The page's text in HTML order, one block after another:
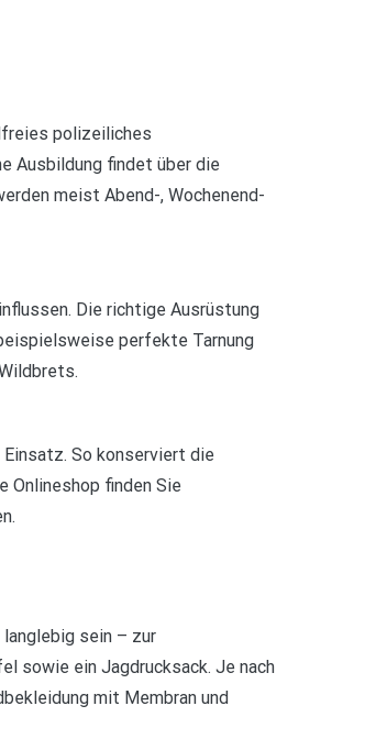
polizeiliches
Ausbildung findet über die
meist Abend-, Wochenend-
Die richtige Ausrüstung
perfekte Tarnung
So konserviert die
Onlineshop finden Sie
sein – zur
sowie ein Jagdrucksack. Je nach
mit Membran und